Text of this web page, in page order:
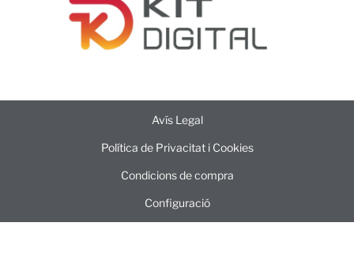
Avís Legal
Política de Privacitat i Cookies
Condicions de compra
Configuració